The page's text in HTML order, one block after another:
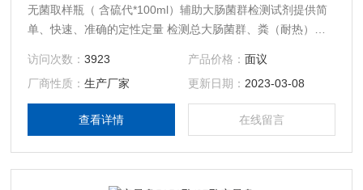
无菌取样瓶（ 含硫代*100ml）辅助大肠菌群检测试剂提供简
单、快速、准确的定性定量 检测总大肠菌群、粪（耐热）大
访问次数：3923 产品价格： 面议
厂商性质：生产厂家 更新日期： 2023-03-08
查看详情 在线留言